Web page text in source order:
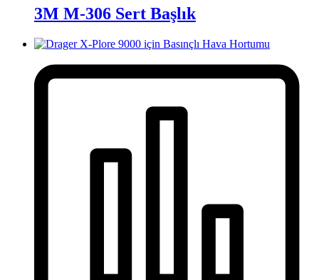
3M M-306 Sert Başlık